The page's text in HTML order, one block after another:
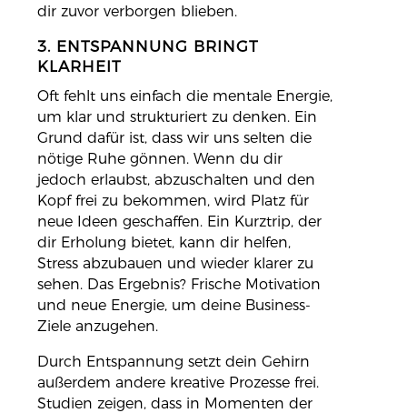
dir zuvor verborgen blieben.
3. ENTSPANNUNG BRINGT
KLARHEIT
Oft fehlt uns einfach die mentale Energie,
um klar und strukturiert zu denken. Ein
Grund dafür ist, dass wir uns selten die
nötige Ruhe gönnen. Wenn du dir
jedoch erlaubst, abzuschalten und den
Kopf frei zu bekommen, wird Platz für
neue Ideen geschaffen. Ein Kurztrip, der
dir Erholung bietet, kann dir helfen,
Stress abzubauen und wieder klarer zu
sehen. Das Ergebnis? Frische Motivation
und neue Energie, um deine Business-
Ziele anzugehen.
Durch Entspannung setzt dein Gehirn
außerdem andere kreative Prozesse frei.
Studien zeigen, dass in Momenten der